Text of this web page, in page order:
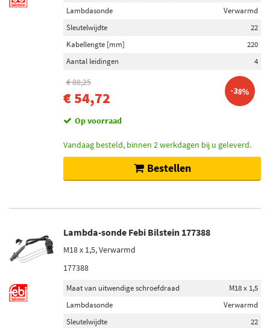
Lambdasonde
Verwarmd
Sleutelwijdte
22
Kabellengte [mm]
220
Aantal leidingen
4
€ 88,25
€ 54,72 -38%
Op voorraad
Vandaag besteld, binnen 2 werkdagen bij u geleverd.
Bestellen
Lambda-sonde Febi Bilstein 177388
M18 x 1,5, Verwarmd
177388
Maat van uitwendige schroefdraad
M18 x 1,5
Lambdasonde
Verwarmd
Sleutelwijdte
22